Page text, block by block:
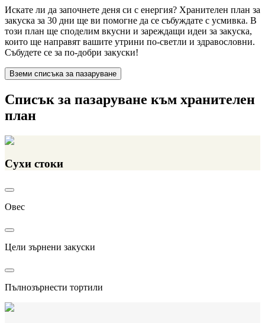
Искате ли да започнете деня си с енергия? Хранителен план за
закуска за 30 дни ще ви помогне да се събуждате с усмивка. В
този план ще споделим вкусни и зареждащи идеи за закуска,
които ще направят вашите утрини по-светли и здравословни.
Събудете се за по-добри закуски!
Вземи списъка за пазаруване
Списък за пазаруване към хранителен
план
Сухи стоки
Овес
Цели зърнени закуски
Пълнозърнести тортили